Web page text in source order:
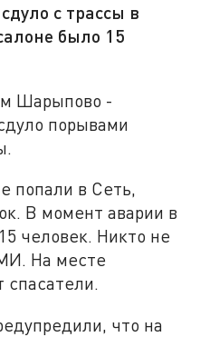
с трассы в
было 15
Шарыпово -
порывами
попали в Сеть,
В момент аварии в
человек. Никто не
На месте
спасатели.
что на